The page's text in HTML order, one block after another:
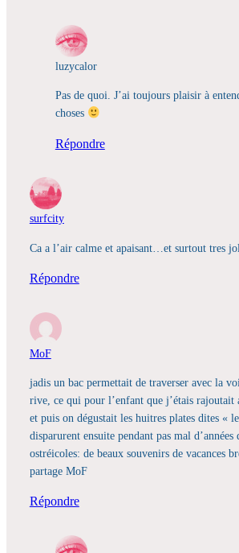
luzycalor
Pas de quoi. J’ai toujours plaisir à
choses
Répondre
surfcity
Ca a l’air calme et apaisant…et surtout tres
Répondre
MoF
jadis un bac permettait de traverser avec la
rive, ce qui pour l’enfant que j’étais rajoutait
et puis on dégustait les huitres plates dites «
disparurent ensuite pendant pas mal d’années
ostréicoles: de beaux souvenirs de vacances
partage MoF
Répondre